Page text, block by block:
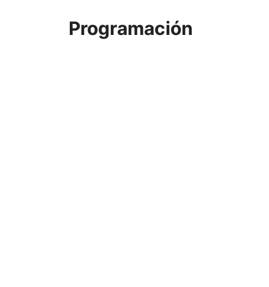
Programación